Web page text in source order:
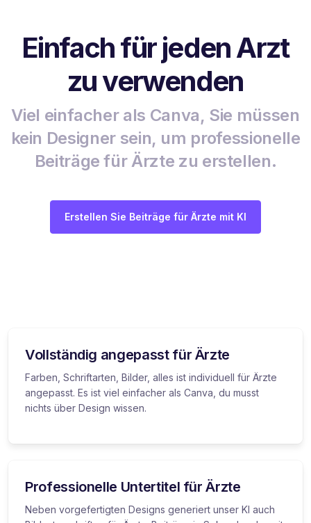
Einfach für jeden Arzt
zu verwenden
Viel einfacher als Canva, Sie müssen
kein Designer sein, um professionelle
Beiträge für Ärzte zu erstellen.
Erstellen Sie Beiträge für Ärzte mit KI
Vollständig angepasst für Ärzte
Farben, Schriftarten, Bilder, alles ist individuell für Ärzte
angepasst. Es ist viel einfacher als Canva, du musst
nichts über Design wissen.
Professionelle Untertitel für Ärzte
Neben vorgefertigten Designs generiert unser KI auch